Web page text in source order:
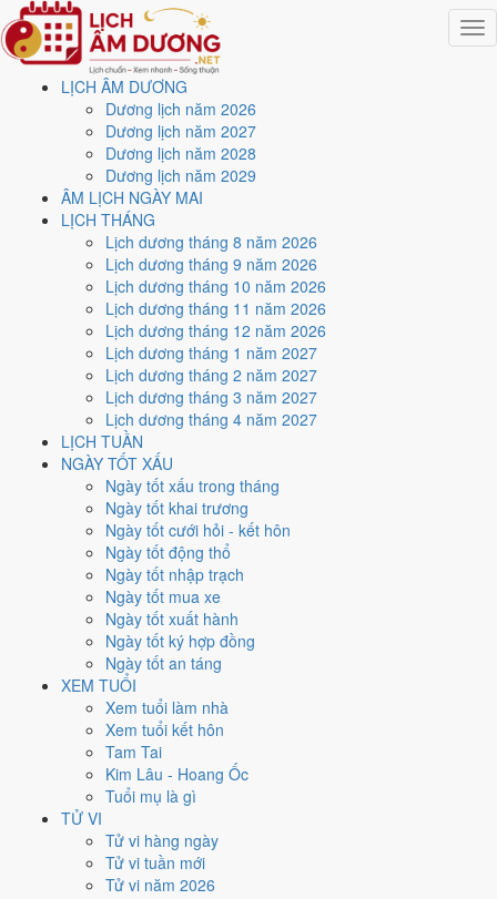
LỊCH ÂM DƯƠNG
Dương lịch năm 2026
Dương lịch năm 2027
Dương lịch năm 2028
Dương lịch năm 2029
ÂM LỊCH NGÀY MAI
LỊCH THÁNG
Lịch dương tháng 8 năm 2026
Lịch dương tháng 9 năm 2026
Lịch dương tháng 10 năm 2026
Lịch dương tháng 11 năm 2026
Lịch dương tháng 12 năm 2026
Lịch dương tháng 1 năm 2027
Lịch dương tháng 2 năm 2027
Lịch dương tháng 3 năm 2027
Lịch dương tháng 4 năm 2027
LỊCH TUẦN
NGÀY TỐT XẤU
Ngày tốt xấu trong tháng
Ngày tốt khai trương
Ngày tốt cưới hỏi - kết hôn
Ngày tốt động thổ
Ngày tốt nhập trạch
Ngày tốt mua xe
Ngày tốt xuất hành
Ngày tốt ký hợp đồng
Ngày tốt an táng
XEM TUỔI
Xem tuổi làm nhà
Xem tuổi kết hôn
Tam Tai
Kim Lâu - Hoang Ốc
Tuổi mụ là gì
TỬ VI
Tử vi hàng ngày
Tử vi tuần mới
Tử vi năm 2026
Trang chủ
Lịch năm 2021
Tháng 12/2021
Ngày 25/12/2021 (Đinh Mùi)
Xem ngày25/12/2021
dương lịch - Ngày 22/11 âm
lịch (Đinh Mùi) tốt hay xấu?
Ngày 25/12/2021 dương lịch (Thứ Bảy) là ngày 22/11/2021 âm
, tức ngày Đinh Mùi- Can sinh Chi, Trực Nguy, Sao Nữ, nạp âm
Thiên Hà Thủy. Tổng hòa, đây làNgày Hung
cho các việc quan trọng. Giờ Hoàng Đạo trong ngày:
Mão, Tỵ, Thân, Tuất, Hợi
Ngày Dương
Tháng 12 năm 2021
Tháng 11 âm năm 2021
Tiết Đông Chí
Canh Tý
Tân Sửu
Ngày Đinh Mùi có TrựcNguy (ngày nguy hiểm, đầy biến động) và gặp
Câu Trận hắc đạo. Điểm trung bình 7 việc chính chỉ